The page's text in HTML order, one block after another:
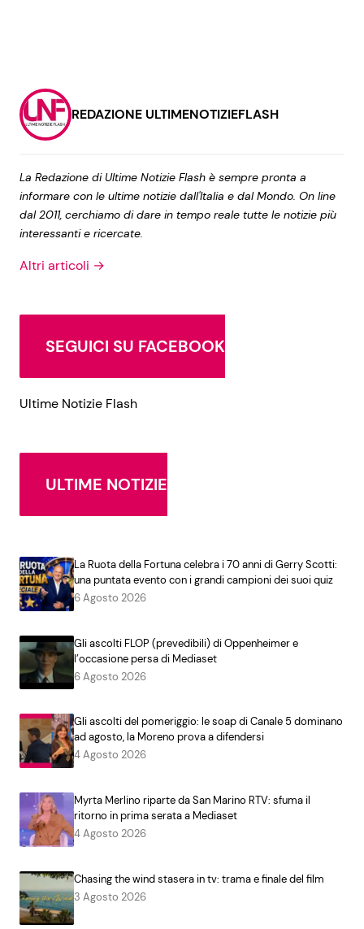
REDAZIONE ULTIMENOTIZIEFLASH
La Redazione di Ultime Notizie Flash è sempre pronta a
informare con le ultime notizie dall'Italia e dal Mondo. On line
dal 2011, cerchiamo di dare in tempo reale tutte le notizie più
interessanti e ricercate.
Altri articoli →
SEGUICI SU FACEBOOK
Ultime Notizie Flash
ULTIME NOTIZIE
La Ruota della Fortuna celebra i 70 anni di Gerry Scotti:
una puntata evento con i grandi campioni dei suoi quiz
6 Agosto 2026
Gli ascolti FLOP (prevedibili) di Oppenheimer e
l’occasione persa di Mediaset
6 Agosto 2026
Gli ascolti del pomeriggio: le soap di Canale 5 dominano
ad agosto, la Moreno prova a difendersi
4 Agosto 2026
Myrta Merlino riparte da San Marino RTV: sfuma il
ritorno in prima serata a Mediaset
4 Agosto 2026
Chasing the wind stasera in tv: trama e finale del film
3 Agosto 2026